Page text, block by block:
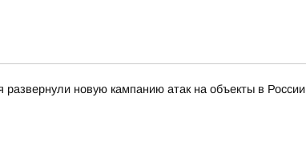
новую кампанию атак на объекты в России